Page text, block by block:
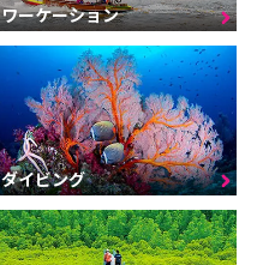
ワーケーション
ダイビング